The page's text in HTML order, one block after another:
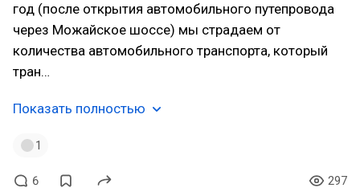
год (после открытия автомобильного путепровода
через Можайское шоссе) мы страдаем от
количества автомобильного транспорта, который
тран…
Показать полностью
1
6 297